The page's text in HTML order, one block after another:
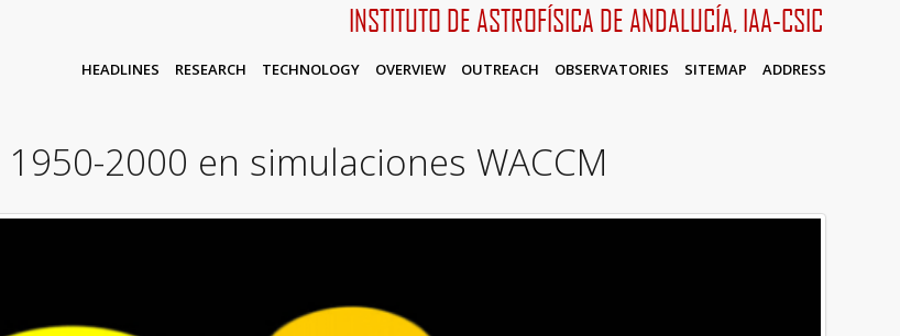
INSTITUTO DE ASTROFÍSICA DE ANDALUCÍA, IAA-CSIC
HEADLINES RESEARCH TECHNOLOGY OVERVIEW OUTREACH OBSERVATORIES SITEMAP ADDRESS
2000 en simulaciones WACCM